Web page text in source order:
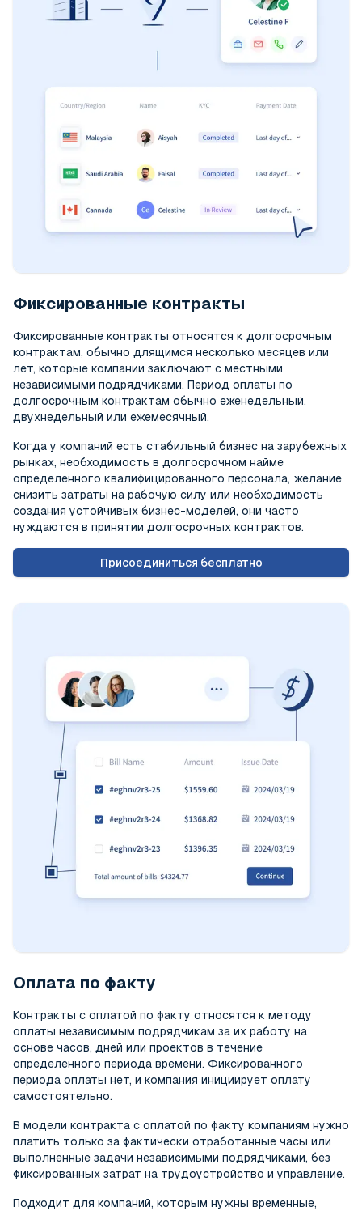
Фиксированные контракты
Фиксированные контракты относятся к долгосрочным
контрактам, обычно длящимся несколько месяцев или
лет, которые компании заключают с местными
независимыми подрядчиками. Период оплаты по
долгосрочным контрактам обычно еженедельный,
двухнедельный или ежемесячный.
Когда у компаний есть стабильный бизнес на зарубежных
рынках, необходимость в долгосрочном найме
определенного квалифицированного персонала, желание
снизить затраты на рабочую силу или необходимость
создания устойчивых бизнес-моделей, они часто
нуждаются в принятии долгосрочных контрактов.
Присоединиться бесплатно
Оплата по факту
Контракты с оплатой по факту относятся к методу
оплаты независимым подрядчикам за их работу на
основе часов, дней или проектов в течение
определенного периода времени. Фиксированного
периода оплаты нет, и компания инициирует оплату
самостоятельно.
В модели контракта с оплатой по факту компаниям нужно
платить только за фактически отработанные часы или
выполненные задачи независимыми подрядчиками, без
фиксированных затрат на трудоустройство и управление.
Подходит для компаний, которым нужны временные,